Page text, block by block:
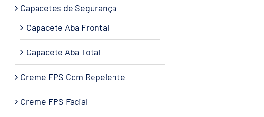
Capacetes de Segurança
Capacete Aba Frontal
Capacete Aba Total
Creme FPS Com Repelente
Creme FPS Facial